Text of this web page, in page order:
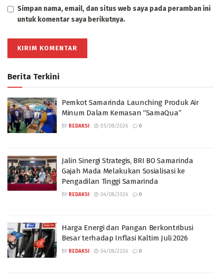
Simpan nama, email, dan situs web saya pada peramban ini
untuk komentar saya berikutnya.
Berita Terkini
Pemkot Samarinda Launching Produk Air
Minum Dalam Kemasan “SamaQua”
BY REDAKSI 05/08/2026 0
Jalin Sinergi Strategis, BRI BO Samarinda
Gajah Mada Melakukan Sosialisasi ke
Pengadilan Tinggi Samarinda
BY REDAKSI 04/08/2026 0
Harga Energi dan Pangan Berkontribusi
Besar terhadap Inflasi Kaltim Juli 2026
BY REDAKSI 04/08/2026 0